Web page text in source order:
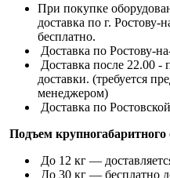
При покупке
доставка по г. Ростову-
бесплатно.
Доставка по Ростову-
Доставка после 22.00
доставки. (требуется
менеджером)
Доставка по
Подъем
До 12 кг —
До 30 кг — бесплатно